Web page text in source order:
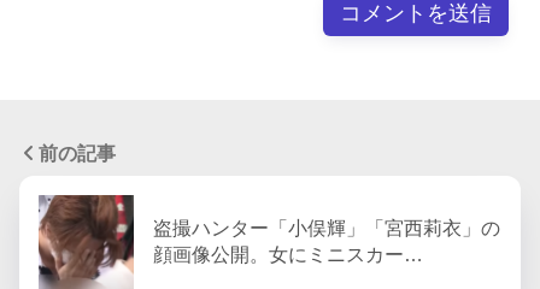
前の記事
盗撮ハンター「小俣輝」「宮西莉衣」の
顔画像公開。女にミニスカー…